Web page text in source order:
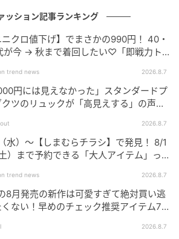
ッション記事ランキング
ニクロ値下げ】でまさかの990円！ 40・
が今 → 秋まで着回したい♡「即戦力ト
trend news 2026.8.7
円には見えなかった」スタンダードプ
クツのリュックが「高見えする」の声。
2026.8.7
水）〜【しまむらチラシ】で発見！ 8/1
）まで予約できる「大人アイテム」っ
trend news 2026.8.7
8月発売の新作は可愛すぎて絶対買い逃
くない！早めのチェック推奨アイテム7
2026.8.7